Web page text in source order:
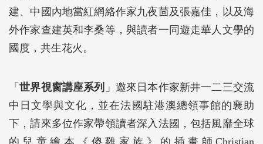
建、中國內地當紅網絡作家九夜茴及張嘉佳，以及海
外作家查建英和李桑等，與讀者一同遊走華人文學的
國度，共生花火。
「世界視窗講座系列 」邀來日本作家新井一二三交流
中日文學與文化，並在法國駐港澳總領事館的襄助
下，請來多位作家帶領讀者深入法國，包括風靡全球
的兒童繪本《傻雞家族》的插畫師Christian